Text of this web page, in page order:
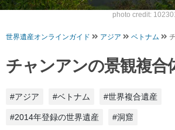
photo credit:
世界遺産オンラインガイド アジア ベトナム
チャンアンの景観複合
#アジア #ベトナム #世界複合遺産
#2014年登録の世界遺産 #洞窟